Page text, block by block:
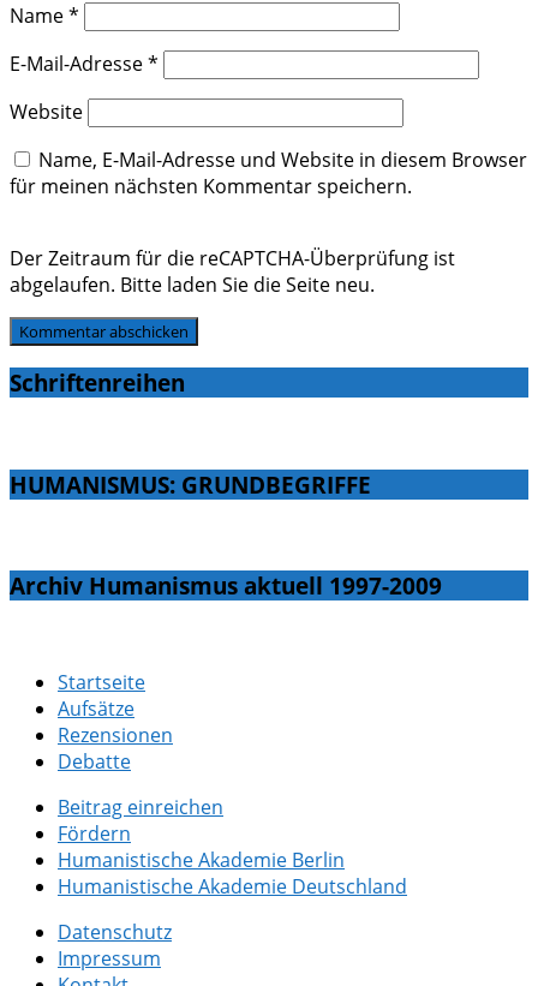
Name*
E-Mail-Adresse*
Website
Name, E-Mail-Adresse und Website in diesem Browser
für meinen nächsten Kommentar speichern.
Der Zeitraum für die reCAPTCHA-Überprüfung ist
abgelaufen. Bitte laden Sie die Seite neu.
Schriftenreihen
HUMANISMUS: GRUNDBEGRIFFE
Archiv Humanismus aktuell 1997-2009
Startseite
Aufsätze
Rezensionen
Debatte
Beitrag einreichen
Fördern
Humanistische Akademie Berlin
Humanistische Akademie Deutschland
Datenschutz
Impressum